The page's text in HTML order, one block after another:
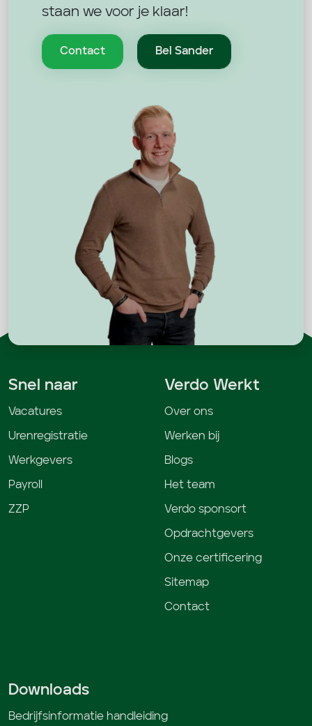
staan we voor je klaar!
Contact Bel Sander
Snel naar
Vacatures
Urenregistratie
Werkgevers
Payroll
ZZP
Verdo Werkt
Over ons
Werken bij
Blogs
Het team
Verdo sponsort
Opdrachtgevers
Onze certificering
Sitemap
Contact
Downloads
Bedrijfsinformatie handleiding